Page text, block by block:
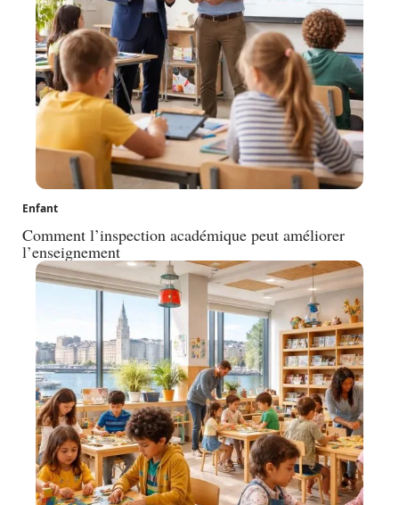
Enfant
Comment l’inspection académique peut améliorer
l’enseignement